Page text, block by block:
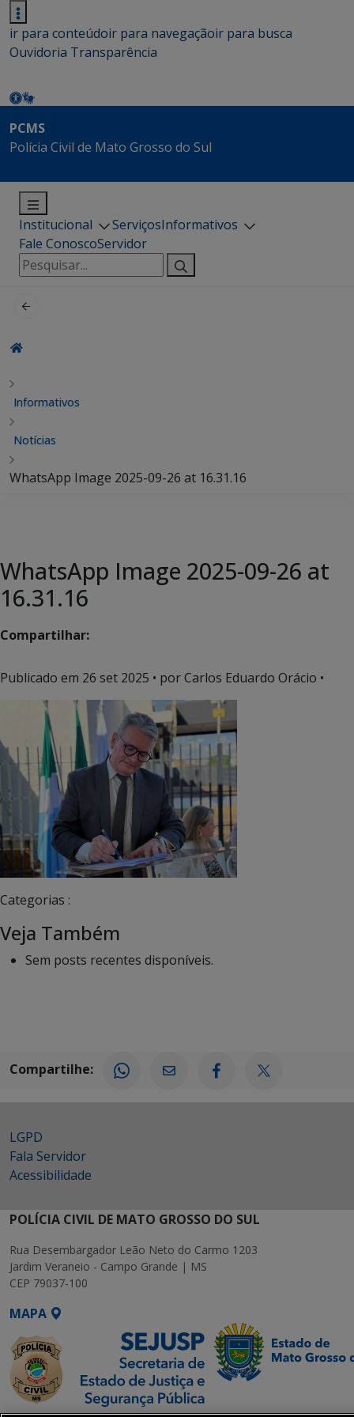
ir para conteúdoir para navegaçãoir para busca
Ouvidoria Transparência
PCMS
Polícia Civil de Mato Grosso do Sul
Institucional ServiçosInformativos
Fale ConoscoServidor
Pesquisar
por:
Informativos
Notícias
WhatsApp Image 2025-09-26 at 16.31.16
WhatsApp Image 2025-09-26 at
16.31.16
Compartilhar:
Publicado em 26 set 2025 • por Carlos Eduardo Orácio •
Categorias :
Veja Também
Sem posts recentes disponíveis.
Compartilhe:
LGPD
Fala Servidor
Acessibilidade
POLÍCIA CIVIL DE MATO GROSSO DO SUL
Rua Desembargador Leão Neto do Carmo 1203
Jardim Veraneio - Campo Grande | MS
CEP 79037-100
MAPA